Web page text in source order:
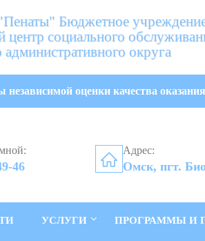
Бюджетное учреждение
центр социального
округа
независимой оценки качества
46
Адрес:
Омск, пгт.
УСЛУГИ ПРОГРАММЫ И